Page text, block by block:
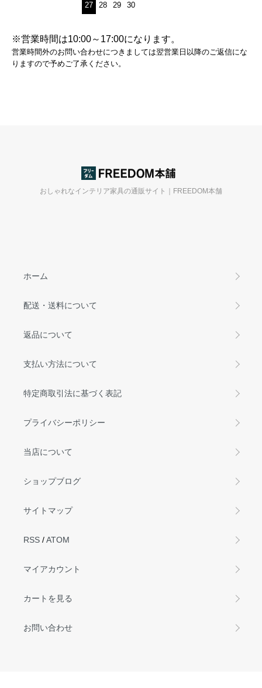
27
28 29 30
※営業時間は10:00～17:00になります。
営業時間外のお問い合わせにつきましては翌営業日以降のご返信にな
りますので予めご了承ください。
おしゃれなインテリア家具の通販サイト｜FREEDOM本舗
ホーム
配送・送料について
返品について
支払い方法について
特定商取引法に基づく表記
プライバシーポリシー
当店について
ショップブログ
サイトマップ
RSS /ATOM
マイアカウント
カートを見る
お問い合わせ